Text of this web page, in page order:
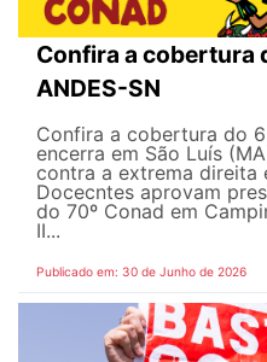
Confira a cobertura
ANDES-SN
Confira a cobertura do
encerra em São Luís
contra a extrema direita
Docecntes aprovam
do 70º Conad em
II...
Publicado em: 30 de Junho de 2026